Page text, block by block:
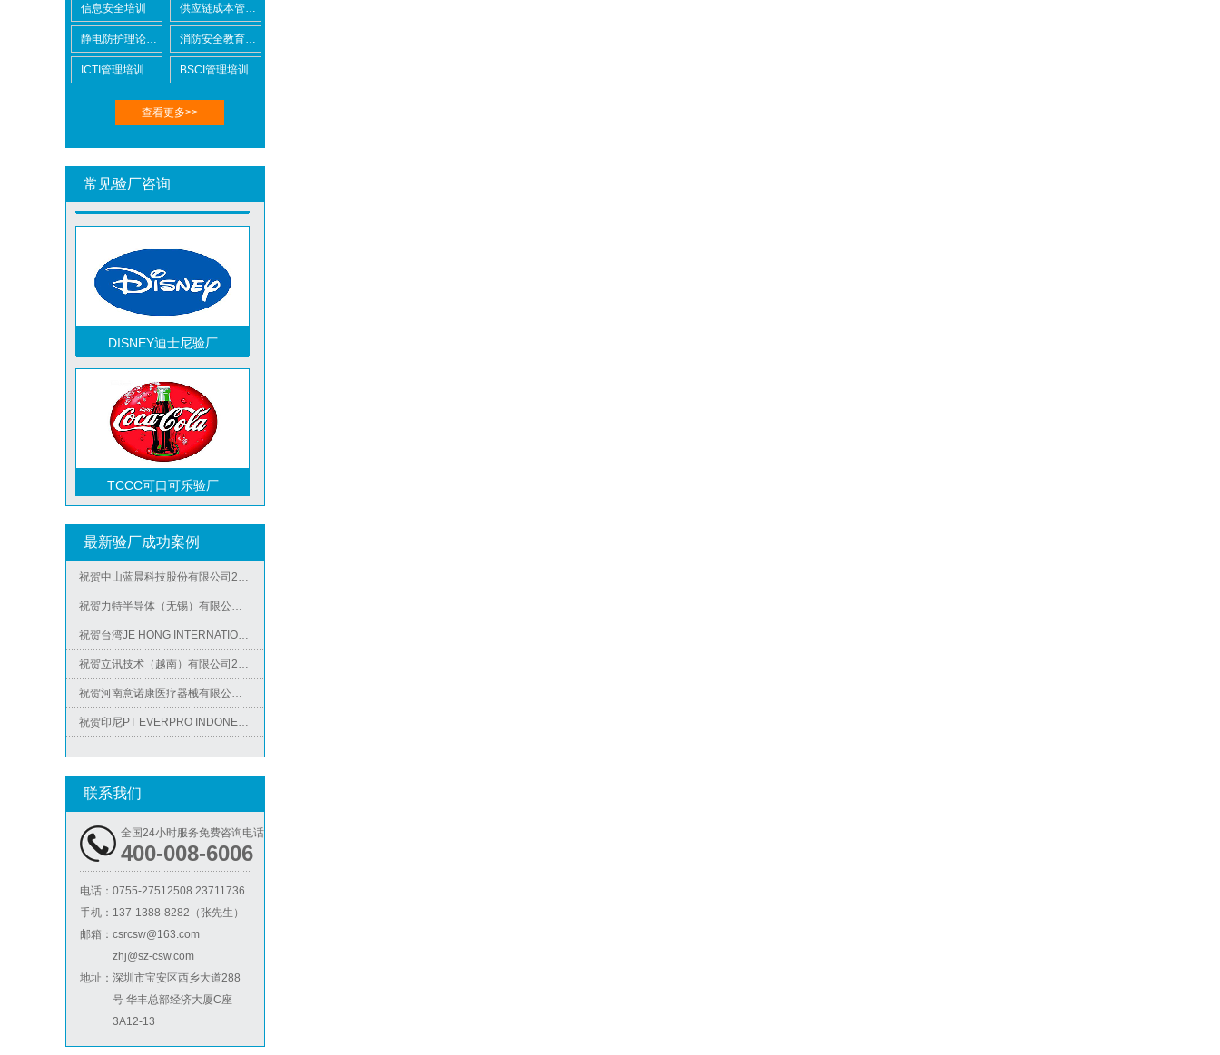
信息安全培训 供应链成本管控培训
静电防护理论培训 消防安全教育培训
ICTI管理培训 BSCI管理培训
查看更多>>
常见验厂咨询
BSCI验厂
ICTI验厂
DISNEY迪士尼验厂
TCCC可口可乐验厂
Metro麦德龙验厂
ICS验厂
最新验厂成功案例
祝贺中山蓝晨科技股份有限公司2026年快速通过BSCI验厂-B级
祝贺力特半导体（无锡）有限公司2026年快速通过RBA-VAP认证审核并取得170.2分
祝贺台湾JE HONG INTERNATIONAL TEXTILE CO., LTD 2026年快速通过GRS认证
祝贺立讯技术（越南）有限公司2026年快速通过RBA-VAP认证审核，斩获金牌评级！
祝贺河南意诺康医疗器械有限公司2026年快速通过GMP认证
祝贺印尼PT EVERPRO INDONESIA TECHNOLOGIES公司2026年快速通过RBA-VAP审核
祝贺泰国LIGHTUP公司2026年快速通过SCAN验厂审核并取得99分
祝贺中山蓝晨科技股份有限公司2026年快速通过BSCI验厂-B级
祝贺力特半导体（无锡）有限公司2026年快速通过RBA-VAP认证审核并取得170.2分
祝贺台湾JE HONG INTERNATIONAL TEXTILE CO., LTD 2026年快速通过GRS认证
祝贺印尼PT EVERPRO INDONESIA TECHNOLOGIES公司2026年快速通过RBA-VAP审核
联系我们
全国24小时服务免费咨询电话
400-008-6006
电话： 0755-27512508 23711736
手机： 137-1388-8282（张先生）
邮箱： csrcsw@163.com
zhj@sz-csw.com
地址： 深圳市宝安区西乡大道288
号 华丰总部经济大厦C座
3A12-13